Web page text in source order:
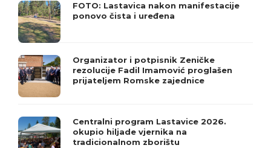
FOTO: Lastavica nakon manifestacije
ponovo čista i uređena
Organizator i potpisnik Zeničke
rezolucije Fadil Imamović proglašen
prijateljem Romske zajednice
Centralni program Lastavice 2026.
okupio hiljade vjernika na
tradicionalnom zborištu